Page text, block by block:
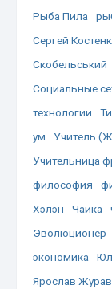
Рыба Пила
Сергей
Скобельський
Социальные
технологии
ум
Учитель
Учительница
философия
Хэлэн
Чайка
Эволюционер
экономика
Ярослав